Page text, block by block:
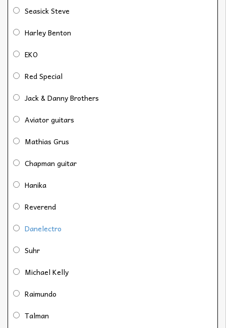
Seasick Steve
Harley Benton
EKO
Red Special
Jack & Danny Brothers
Aviator guitars
Mathias Grus
Chapman guitar
Hanika
Reverend
Danelectro
Suhr
Michael Kelly
Raimundo
Talman